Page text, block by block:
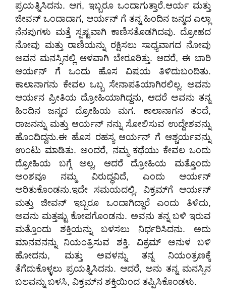
ಪ್ರಯತ್ನಿಸಿದನು. ಆಗ, ಇಬ್ಬರೂ ಒಂದಾಗುತ್ತಾರೆ.ಆರ್ಯ ಮತ್ತು
ಜೀವನ್ ಒಂದಾದಾಗ, ಆರ್ಯನ್ ಗೆ ತನ್ನ ಹಿಂದಿನ ಜನ್ಮದ ಎಲ್ಲಾ
ನೆನಪುಗಳು ಮತ್ತೆ ಸ್ಪಷ್ಟವಾಗಿ ಕಾಣಿಸತೊಡಗಿದವು. ದ್ರೋಹದ
ನೋವು ಮತ್ತು ರಾಣಿಯನ್ನು ರಕ್ಷಿಸಲು ಸಾಧ್ಯವಾಗದ ನೋವು
ಅವನ ಮನಸ್ಸಿನಲ್ಲಿ ಆಳವಾಗಿ ಬೇರೂರಿತ್ತು. ಆದರೆ, ಈ ಬಾರಿ
ಆರ್ಯನ್ ಗೆ ಒಂದು ಹೊಸ ವಿಷಯ ತಿಳಿದುಬಂದಿತು.
ಕಾಲಾನಾಗನು ಕೇವಲ ಒಬ್ಬ ಸೇನಾಪತಿಯಾಗಿರಲಿಲ್ಲ. ಅವನು
ಆರ್ಯನ ಪ್ರೀತಿಯ ದ್ರೋಹಿಯಾಗಿದ್ದನು, ಆದರೆ ಅವನು ತನ್ನ
ಹಿಂದಿನ ಜನ್ಮದ ದ್ರೋಹಿಯ ಮಗ. ಕಾಲಾನಾಗನ ತಂದೆ,
ರಾಜನನ್ನು ಮತ್ತು ಆರ್ಯನ್ ನನ್ನು ಸೋಲಿಸುವ ಉದ್ದೇಶವನ್ನು
ಹೊಂದಿದ್ದನು.ಈ ಹೊಸ ರಹಸ್ಯ ಆರ್ಯನ್ ಗೆ ಆಶ್ಚರ್ಯವನ್ನು
ಉಂಟು ಮಾಡಿತು. ಅಂದರೆ, ನಮ್ಮ ಕಥೆಯು ಕೇವಲ ಒಂದು
ದ್ರೋಹಿಯ ಬಗ್ಗೆ ಅಲ್ಲ, ಆದರೆ ದ್ರೋಹಿಯ ಮತ್ತೊಂದು
ಅಂಶವೂ ನಮ್ಮ ವಿರುದ್ಧವಿದೆ, ಎಂದು ಆರ್ಯನ್
ಅರಿತುಕೊಂಡನು.​ಇದೇ ಸಮಯದಲ್ಲಿ, ವಿಕ್ರಮ್‌ಗೆ ಆರ್ಯನ್
ಮತ್ತು ಜೀವನ್ ಇಬ್ಬರೂ ಒಂದಾಗಿದ್ದಾರೆ ಎಂದು ತಿಳಿದು,
ಅವನು ಮತ್ತಷ್ಟು ಕೋಪಗೊಂಡನು. ಅವನು ತನ್ನ ಬಳಿ ಇರುವ
ಮತ್ತೊಂದು ಶಕ್ತಿಯನ್ನು ಬಳಸಲು ನಿರ್ಧರಿಸಿದನು. ಅದು
ಮಾನವನನ್ನು ನಿಯಂತ್ರಿಸುವ ಶಕ್ತಿ. ವಿಕ್ರಮ್‌ ಅನುಳ ಬಳಿ
ಹೋದನು, ಮತ್ತು ಅವಳನ್ನು ತನ್ನ ನಿಯಂತ್ರಣಕ್ಕೆ
ತೆಗೆದುಕೊಳ್ಳಲು ಪ್ರಯತ್ನಿಸಿದನು. ಆದರೆ, ಅನು ತನ್ನ ಮನಸ್ಸಿನ
ಬಲವನ್ನು ಬಳಸಿ, ವಿಕ್ರಮ್‌‌ನ ಶಕ್ತಿಯಿಂದ ತಪ್ಪಿಸಿಕೊಂಡಳು.